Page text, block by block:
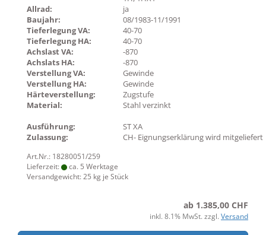
Allrad:
ja
Baujahr:
08/1983-11/1991
Tieferlegung VA:
40-70
Tieferlegung HA:
40-70
Achslast VA:
-870
Achslats HA:
-870
Verstellung VA:
Gewinde
Verstellung HA:
Gewinde
Härteverstellung:
Zugstufe
Material:
Stahl verzinkt
Ausführung:
ST XA
Zulassung:
CH- Eignungserklärung wird mitgeliefert
Art.Nr.: 18280051/259
Lieferzeit:
ca. 5 Werktage
Versandgewicht:25 kg je Stück
ab 1.385,00 CHF
inkl. 8.1% MwSt. zzgl. Versand